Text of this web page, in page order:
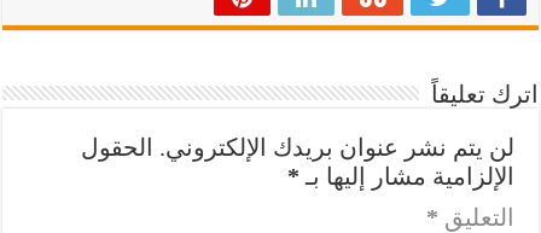
اترك تعليقاً
لن يتم نشر عنوان بريدك الإلكتروني. الحقول
الإلزامية مشار إليها بـ *
التعليق *